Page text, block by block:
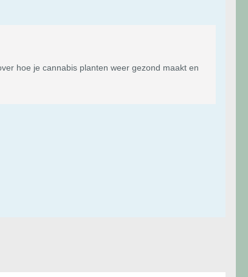
hoe je cannabis planten weer gezond maakt en